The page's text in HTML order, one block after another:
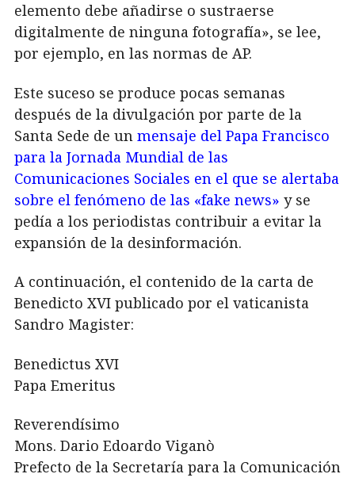
elemento debe añadirse o sustraerse
digitalmente de ninguna fotografía», se lee,
por ejemplo, en las normas de AP.
Este suceso se produce pocas semanas
después de la divulgación por parte de la
Santa Sede de un mensaje del Papa Francisco
para la Jornada Mundial de las
Comunicaciones Sociales en el que se alertaba
sobre el fenómeno de las «fake news» y se
pedía a los periodistas contribuir a evitar la
expansión de la desinformación.
A continuación, el contenido de la carta de
Benedicto XVI publicado por el vaticanista
Sandro Magister:
Benedictus XVI
Papa Emeritus
Reverendísimo
Mons. Dario Edoardo Viganò
Prefecto de la Secretaría para la Comunicación